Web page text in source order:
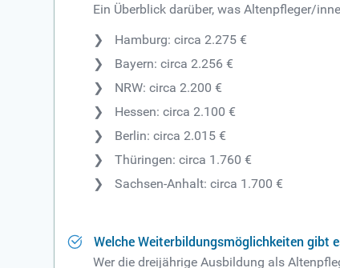
Ein Überblick darüber, was Altenpfleger/
Hamburg: circa 2.275 €
Bayern: circa 2.256 €
NRW: circa 2.200 €
Hessen: circa 2.100 €
Berlin: circa 2.015 €
Thüringen: circa 1.760 €
Sachsen-Anhalt: circa 1.700 €
Welche Weiterbildungsmöglichkeiten gibt
Wer die dreijährige Ausbildung als